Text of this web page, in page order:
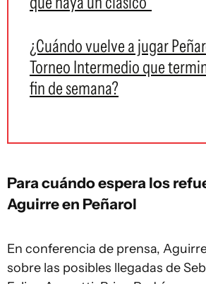
¿Cuándo vuelve a jugar
Torneo Intermedio que
fin de semana?
Para cuándo espera los
Aguirre en Peñarol
En conferencia de prensa,
sobre las posibles llegadas de